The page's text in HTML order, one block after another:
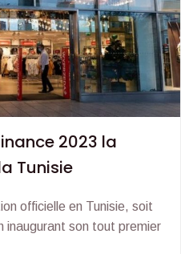
2023 la
Tunisie
officielle en Tunisie, soit
inaugurant son tout premier